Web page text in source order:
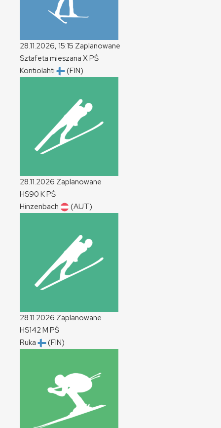
28.11.2026, 15:15 Zaplanowane
Sztafeta mieszana XPŚ
Kontiolahti
(FIN)
28.11.2026 Zaplanowane
HS90 KPŚ
Hinzenbach
(AUT)
28.11.2026 Zaplanowane
HS142M PŚ
Ruka
(FIN)